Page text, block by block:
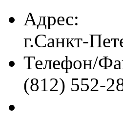
Адрес:
г.Санкт-
Телефон/
(812) 552-